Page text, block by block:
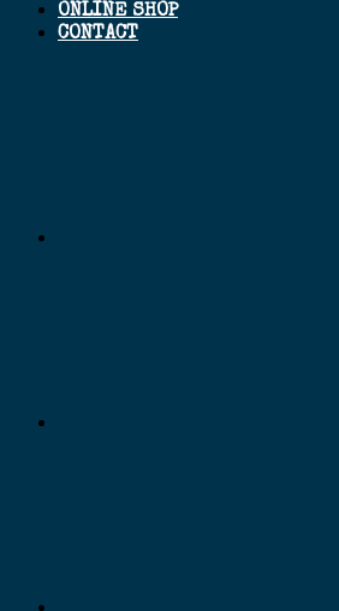
ONLINE SHOP
CONTACT